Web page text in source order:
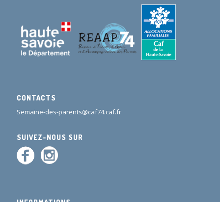
CONTACTS
Semaine-des-parents@caf74.caf.fr
SUIVEZ-NOUS SUR